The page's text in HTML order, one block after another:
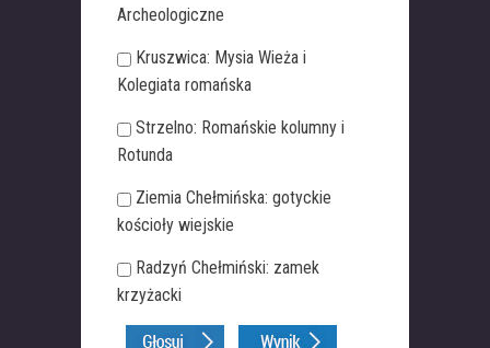
Archeologiczne
Kruszwica: Mysia Wieża i
Kolegiata romańska
Strzelno: Romańskie kolumny i
Rotunda
Ziemia Chełmińska: gotyckie
kościoły wiejskie
Radzyń Chełmiński: zamek
krzyżacki